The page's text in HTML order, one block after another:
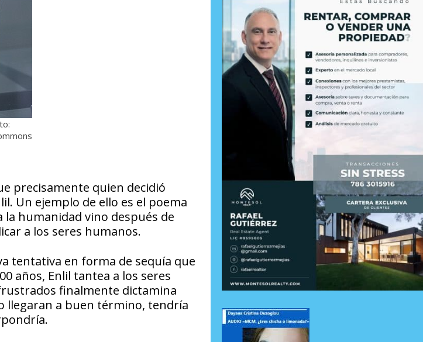
precisamente quien decidió
Un ejemplo de ello es el poema
la humanidad vino después de
a los seres humanos.
tentativa en forma de sequía que
años, Enlil tantea a los seres
finalmente dictamina
llegaran a buen término, tendría